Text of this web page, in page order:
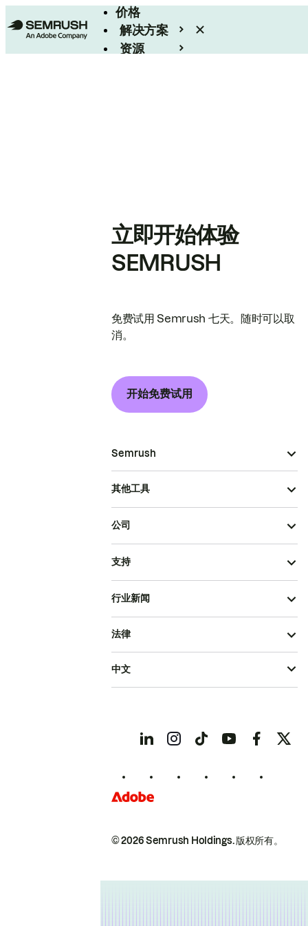
价格
解决方案
资源
立即开始体验
SEMRUSH
免费试用 Semrush 七天。随时可以取
消。
开始免费试用
Semrush
其他工具
公司
支持
行业新闻
© 2026 Semrush Holdings.版权所有。
法律
中文